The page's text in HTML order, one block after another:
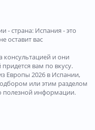
- страна: Испания - это
оставит вас
и они
вам по вкусу.
Европы 2026 в Испании,
или этим разделом
полезной информации.